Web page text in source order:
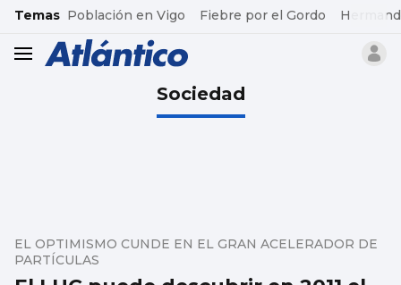
common.go-to-content
Temas Población en Vigo Fiebre por el Gordo
header.menu.open
Sociedad
EL OPTIMISMO CUNDE EN EL GRAN ACELERADOR DE
PARTÍCULAS